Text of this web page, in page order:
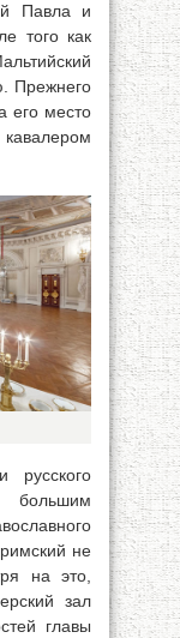
Павла и
того как
Прежнего
его место
русского
большим
не
на это,
зал
главы